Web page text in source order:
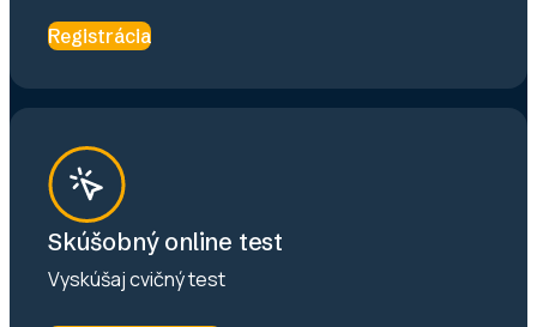
Registrácia
Skúšobný online test
Vyskúšaj cvičný test